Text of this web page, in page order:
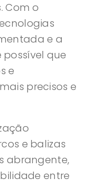
Com o
e a
que
e
precisos e
e balizas
abrangente,
entre